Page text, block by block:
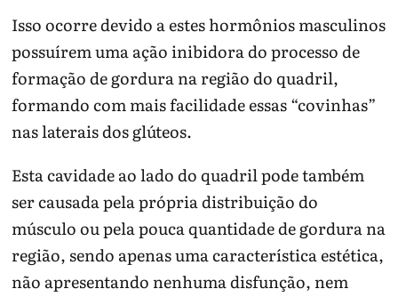
Isso ocorre devido a estes hormônios masculinos
possuírem uma ação inibidora do processo de
formação de gordura na região do quadril,
formando com mais facilidade essas “covinhas”
nas laterais dos glúteos.
Esta cavidade ao lado do quadril pode também
ser causada pela própria distribuição do
músculo ou pela pouca quantidade de gordura na
região, sendo apenas uma característica estética,
não apresentando nenhuma disfunção, nem